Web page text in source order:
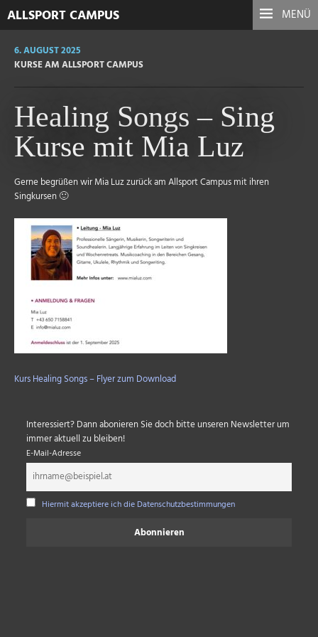
MENÜ
ALLSPORT CAMPUS
6. AUGUST 2025
KURSE AM ALLSPORT CAMPUS
Healing Songs – Sing
Kurse mit Mia Luz
Gerne begrüßen wir Mia Luz zurück am Allsport Campus mit ihren
Singkursen 🙂
Kurs Healing Songs – Flyer zum Download
Interessiert? Dann abonieren Sie doch bitte unseren Newsletter um
immer aktuell zu bleiben!
E-Mail-Adresse
Hiermit akzeptiere ich die Datenschutzbestimmungen